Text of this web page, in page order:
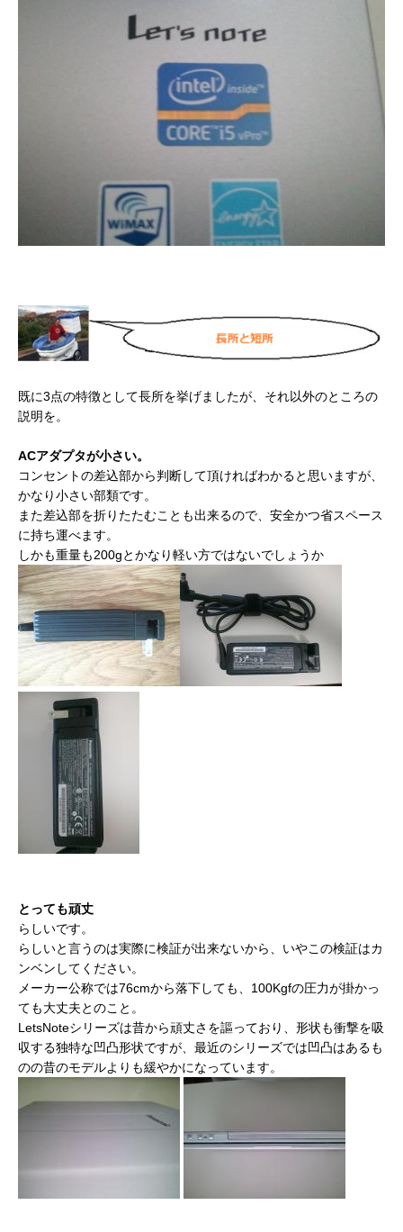
既に3点の特徴として長所を挙げましたが、それ以外のところの
説明を。
ACアダプタが小さい。
コンセントの差込部から判断して頂ければわかると思いますが、
かなり小さい部類です。
また差込部を折りたたむことも出来るので、安全かつ省スペース
に持ち運べます。
しかも重量も200gとかなり軽い方ではないでしょうか
とっても頑丈
らしいです。
らしいと言うのは実際に検証が出来ないから、いやこの検証はカ
ンベンしてください。
メーカー公称では76cmから落下しても、100Kgfの圧力が掛かっ
ても大丈夫とのこと。
LetsNoteシリーズは昔から頑丈さを謳っており、形状も衝撃を吸
収する独特な凹凸形状ですが、最近のシリーズでは凹凸はあるも
のの昔のモデルよりも緩やかになっています。